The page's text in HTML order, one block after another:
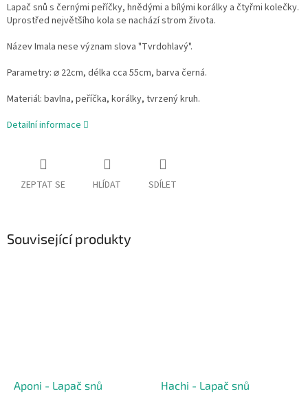
Lapač snů s černými peříčky, hnědými a bílými korálky a čtyřmi kolečky.
Uprostřed největšího kola se nachází strom života.
Název Imala nese význam slova "Tvrdohlavý".
Parametry: ⌀ 22cm, délka cca 55cm, barva černá.
Materiál: bavlna, peříčka, korálky, tvrzený kruh.
Detailní informace
ZEPTAT SE HLÍDAT SDÍLET
Související produkty
Aponi - Lapač snů Hachi - Lapač snů